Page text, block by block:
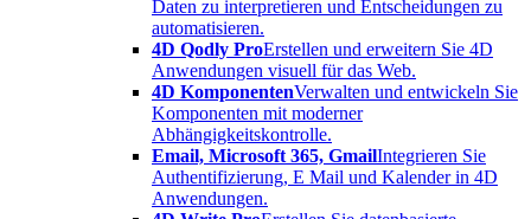
Daten zu interpretieren und Entscheidungen zu
automatisieren.
4D Qodly ProErstellen und erweitern Sie 4D
Anwendungen visuell für das Web.
4D KomponentenVerwalten und entwickeln Sie
Komponenten mit moderner
Abhängigkeitskontrolle.
Email, Microsoft 365, GmailIntegrieren Sie
Authentifizierung, E Mail und Kalender in 4D
Anwendungen.